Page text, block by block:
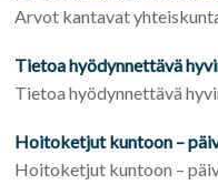
Arvot kantavat
Tietoa hyödynnettävä
Tietoa hyödynnettävä
Hoitoketjut kuntoon –
Hoitoketjut kuntoon –